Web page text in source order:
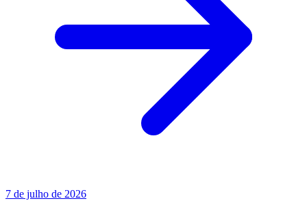
7 de julho de 2026